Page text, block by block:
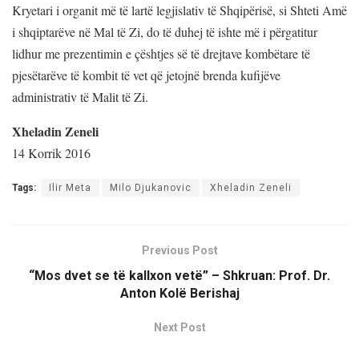
Kryetari i organit më të lartë legjislativ të Shqipërisë, si Shteti Amë
i shqiptarëve në Mal të Zi, do të duhej të ishte më i përgatitur
lidhur me prezentimin e çështjes së të drejtave kombëtare të
pjesëtarëve të kombit të vet që jetojnë brenda kufijëve
administrativ të Malit të Zi.
Xheladin Zeneli
14 Korrik 2016
Tags: Ilir Meta Milo Djukanovic Xheladin Zeneli
Previous Post
“Mos dvet se të kallxon vetë” – Shkruan: Prof. Dr.
Anton Kolë Berishaj
Next Post